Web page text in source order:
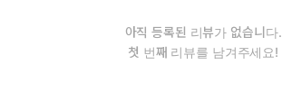
아직 등록된 리뷰가 없습니다.
첫 번째 리뷰를 남겨주세요!